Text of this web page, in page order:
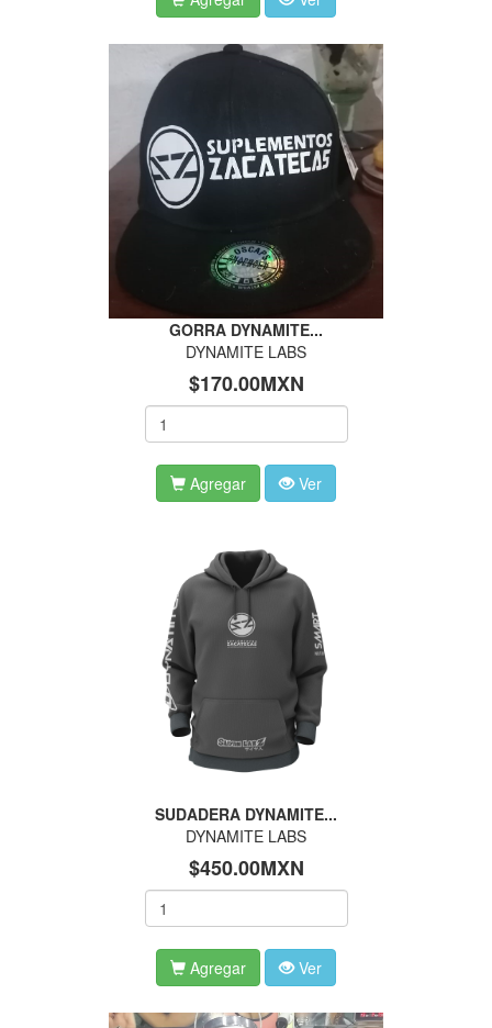
GORRA DYNAMITE...
DYNAMITE LABS
$170.00MXN
Agregar Ver
SUDADERA DYNAMITE...
DYNAMITE LABS
$450.00MXN
Agregar Ver